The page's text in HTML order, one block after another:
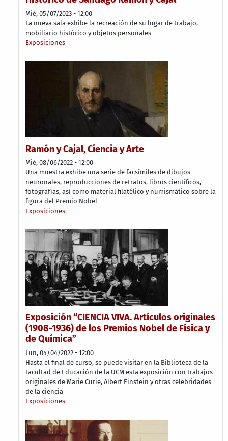
Mié, 05/07/2023 - 12:00
La nueva sala exhibe la recreación de su lugar de trabajo,
mobiliario histórico y objetos personales
Exposiciones
Ramón y Cajal, Ciencia y Arte
Mié, 08/06/2022 - 12:00
Una muestra exhibe una serie de facsímiles de dibujos
neuronales, reproducciones de retratos, libros científicos,
fotografías, así como material filatélico y numismático sobre la
figura del Premio Nobel
Exposiciones
Exposición “CIENCIA VIVA. Artículos originales
(1908-1936) de los Premios Nobel de Física y
de Química”
Lun, 04/04/2022 - 12:00
Hasta el final de curso, se puede visitar en la Biblioteca de la
Facultad de Educación de la UCM esta exposición con trabajos
originales de Marie Curie, Albert Einstein y otras celebridades
de la ciencia
Exposiciones